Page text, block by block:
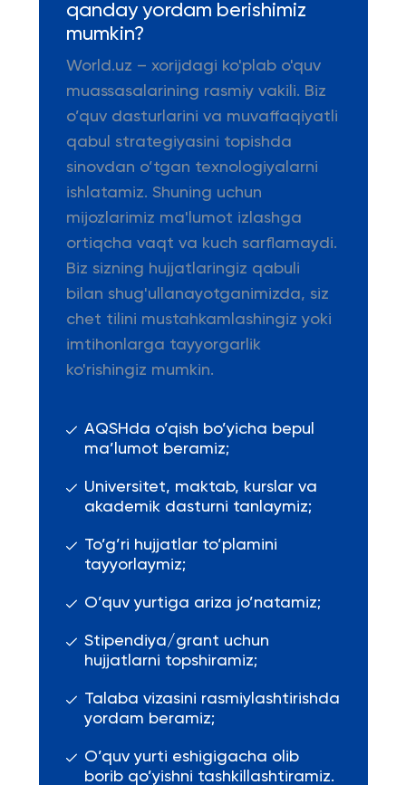
qanday yordam berishimiz
mumkin?
World.uz – xorijdagi ko'plab o'quv
muassasalarining rasmiy vakili. Biz
o’quv dasturlarini va muvaffaqiyatli
qabul strategiyasini topishda
sinovdan o’tgan texnologiyalarni
ishlatamiz. Shuning uchun
mijozlarimiz ma'lumot izlashga
ortiqcha vaqt va kuch sarflamaydi.
Biz sizning hujjatlaringiz qabuli
bilan shug'ullanayotganimizda, siz
chet tilini mustahkamlashingiz yoki
imtihonlarga tayyorgarlik
ko'rishingiz mumkin.
AQSHda o’qish bo’yicha bepul
ma’lumot beramiz;
Universitet, maktab, kurslar va
akademik dasturni tanlaymiz;
To’g’ri hujjatlar to’plamini
tayyorlaymiz;
O’quv yurtiga ariza jo’natamiz;
Stipendiya/grant uchun
hujjatlarni topshiramiz;
Talaba vizasini rasmiylashtirishda
yordam beramiz;
O’quv yurti eshigigacha olib
borib qo’yishni tashkillashtiramiz.